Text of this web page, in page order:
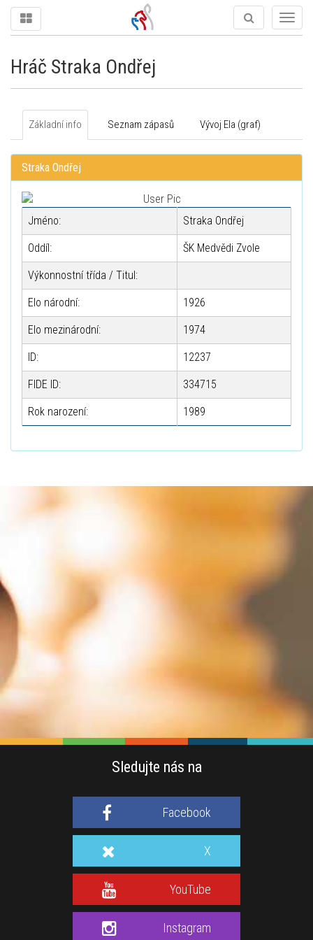
Hráč Straka Ondřej
Základní info Seznam zápasů Vývoj Ela (graf)
Straka Ondřej
Jméno: Straka Ondřej
Oddíl: ŠK Medvědi Zvole
Výkonnostní třída / Titul:
Elo národní: 1926
Elo mezinárodní: 1974
ID: 12237
FIDE ID: 334715
Rok narození: 1989
Sledujte nás na
Facebook
X
YouTube
Instagram